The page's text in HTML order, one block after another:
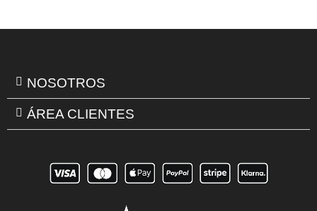
NOSOTROS
ÁREA CLIENTES